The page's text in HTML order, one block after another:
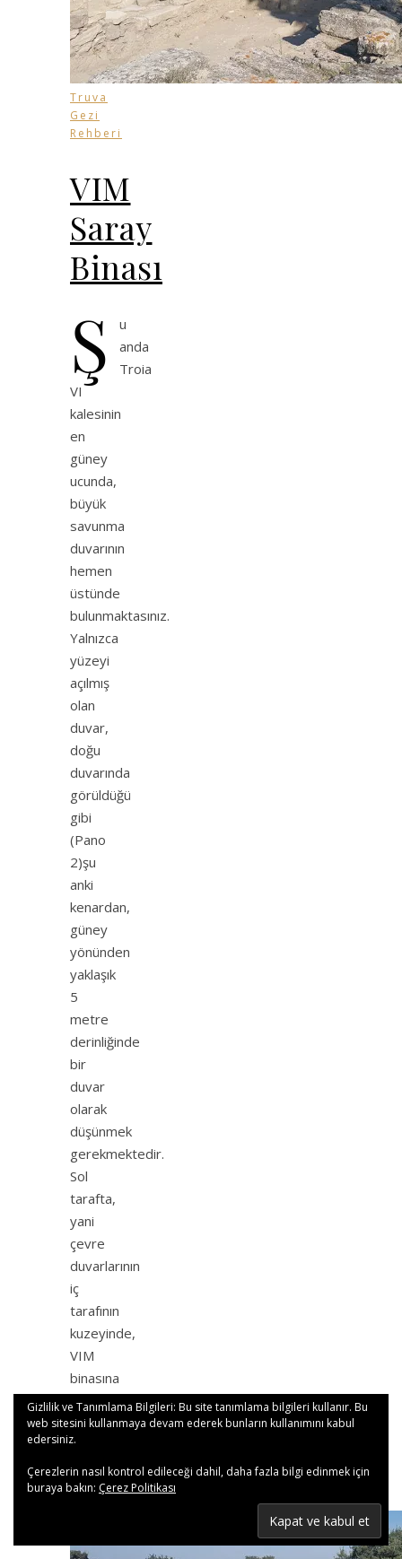
Truva
Gezi
Rehberi
VIM
Saray
Binası
Ş
u
anda
Troia
VI
kalesinin
en
güney
ucunda,
büyük
savunma
duvarının
hemen
üstünde
bulunmaktasınız.
Yalnızca
yüzeyi
açılmış
olan
duvar,
doğu
duvarında
görüldüğü
gibi
(Pano
2)şu
anki
kenardan,
güney
yönünden
yaklaşık
5
metre
derinliğinde
bir
duvar
olarak
düşünmek
gerekmektedir.
Sol
tarafta,
yani
çevre
duvarlarının
iç
tarafının
kuzeyinde,
VIM
binasına
ait
27…
Fazla
Gizlilik ve Tanımlama Bilgileri: Bu site tanımlama bilgileri kullanır. Bu
web sitesini kullanmaya devam ederek bunların kullanımını kabul
edersiniz.
Çerezlerin nasıl kontrol edileceği dahil, daha fazla bilgi edinmek için
buraya bakın: Çerez Politikası